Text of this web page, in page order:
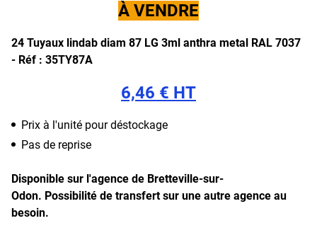
À VENDRE
24 Tuyaux lindab diam 87 LG 3ml anthra metal RAL 7037
- Réf : 35TY87A
6,46 € HT
Prix à l'unité pour déstockage
Pas de reprise
Disponible sur l'agence de Bretteville-sur-
Odon. Possibilité de transfert sur une autre agence au
besoin.